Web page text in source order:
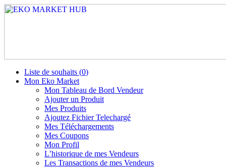
Liste de souhaits (0)
Mon Eko Market
Mon Tableau de Bord Vendeur
Ajouter un Produit
Mes Produits
Ajoutez Fichier Telechargé
Mes Téléchargements
Mes Coupons
Mon Profil
L’historique de mes Vendeurs
Les Transactions de mes Vendeurs